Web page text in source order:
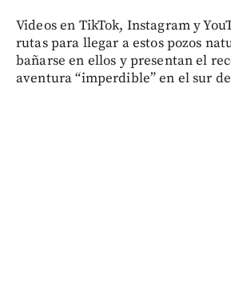
Videos en TikTok, Instagram y
rutas para llegar a estos pozos
bañarse en ellos y presentan el
aventura “imperdible” en el sur